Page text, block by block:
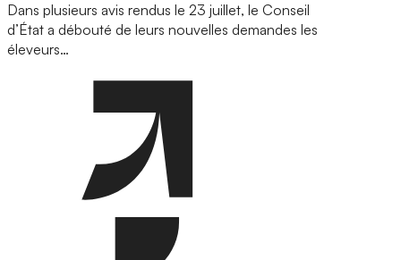
Dans plusieurs avis rendus le 23 juillet, le Conseil
d’État a débouté de leurs nouvelles demandes les
éleveurs…